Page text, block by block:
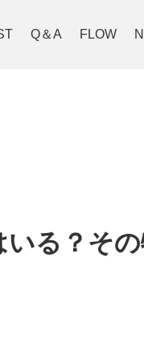
Q＆A FLOW
る？そ